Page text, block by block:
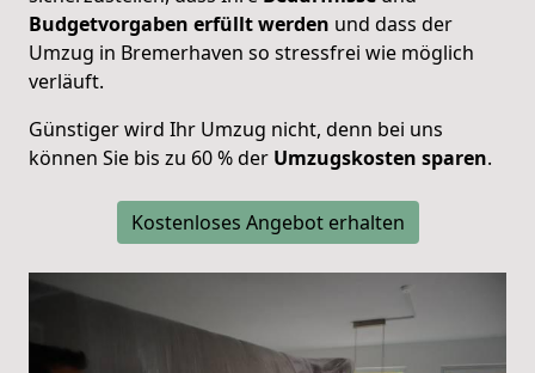
Budgetvorgaben erfülltwerden und dass der
Umzug in Bremerhaven so stressfrei wie möglich
verläuft.
Günstiger wird Ihr Umzug nicht, denn bei uns
können Sie bis zu 60 % der Umzugskosten sparen.
Kostenloses Angebot erhalten